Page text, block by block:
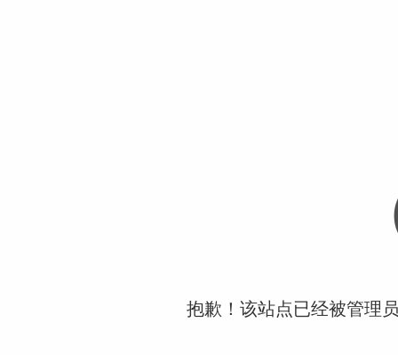
抱歉！该站点已经被管理